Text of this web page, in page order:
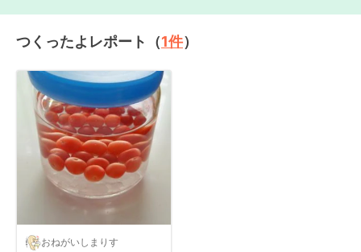
つくったよレポート（1件）
おねがいしまりす